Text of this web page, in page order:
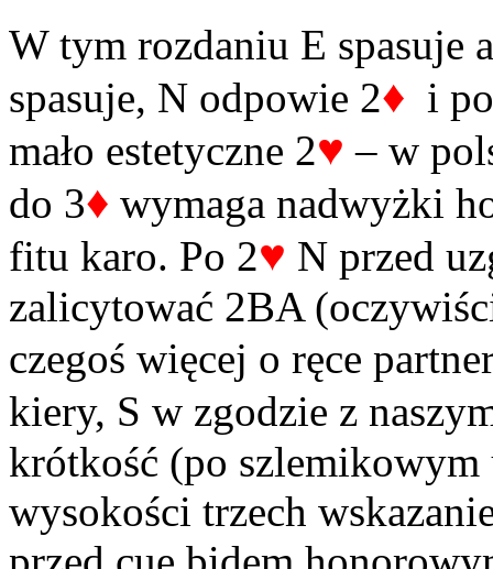
W tym rozdaniu E spasuje
spasuje, N odpowie 2♦ i
mało estetyczne 2♥ – w
do 3♦ wymaga nadwyżki
fitu karo. Po 2♥ N przed
zalicytować 2BA
czegoś więcej o ręce
kiery, S w zgodzie z
krótkość (po szlemikowym
wysokości trzech